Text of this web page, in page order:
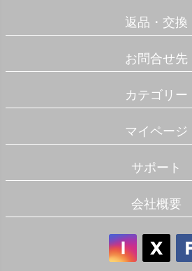
返品・交換
お問合せ先
カテゴリー
マイページ
サポート
会社概要